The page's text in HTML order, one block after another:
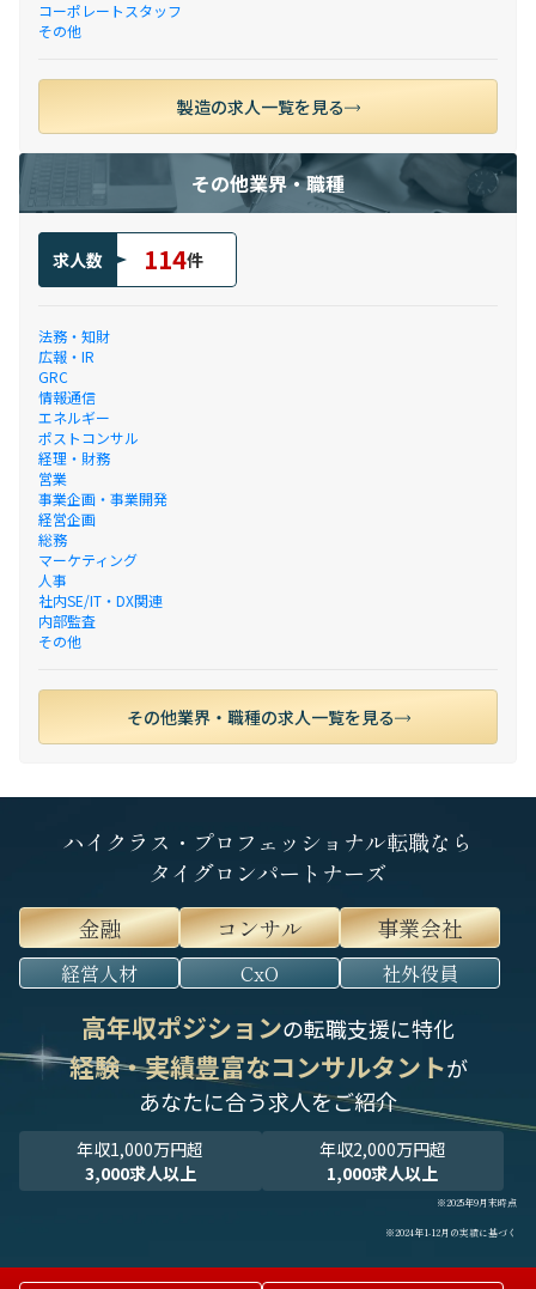
コーポレートスタッフ
その他
製造の求人一覧を見る
その他業界・職種
求人数 114件
法務・知財
広報・IR
GRC
情報通信
エネルギー
ポストコンサル
経理・財務
営業
事業企画・事業開発
経営企画
総務
マーケティング
人事
社内SE/IT・DX関連
内部監査
その他
その他業界・職種の求人一覧を見る
ハイクラス・プロフェッショナル転職なら
タイグロンパートナーズ
金融
コンサル 事業会社
経営人材 CxO 社外役員
高年収ポジションの転職支援に特化
経験・実績豊富なコンサルタントが
あなたに合う求人をご紹介
年収1,000万円超
3,000求人以上
年収2,000万円超
1,000求人以上
※2025年9月末時点
※2024年1-12月の実績に基づく